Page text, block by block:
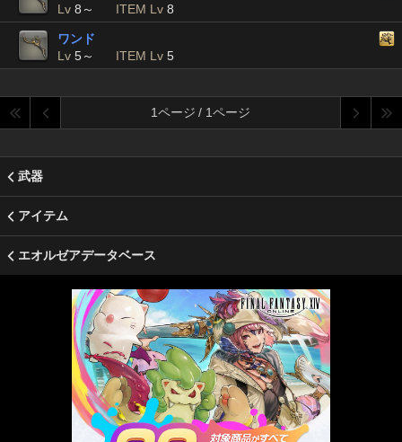
Lv 8～ ITEM Lv 8
ワンド
Lv 5～ ITEM Lv 5
1ページ / 1ページ
武器
アイテム
エオルゼアデータベース